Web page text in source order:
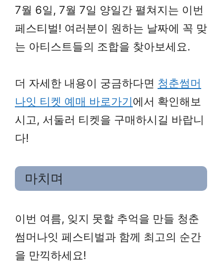
7월 6일, 7월 7일 양일간 펼쳐지는 이번
페스티벌! 여러분이 원하는 날짜에 꼭 맞
는 아티스트들의 조합을 찾아보세요.
더 자세한 내용이 궁금하다면 청춘썸머
나잇 티켓 예매 바로가기에서 확인해보
시고, 서둘러 티켓을 구매하시길 바랍니
다!
마치며
이번 여름, 잊지 못할 추억을 만들 청춘
썸머나잇 페스티벌과 함께 최고의 순간
을 만끽하세요!